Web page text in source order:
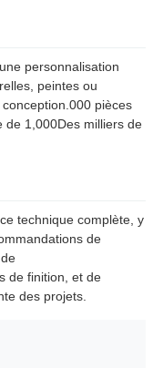
personnalisation
peintes ou
pièces
de 1,000Des milliers de
technique complète, y
de
de finition, et de
des projets.